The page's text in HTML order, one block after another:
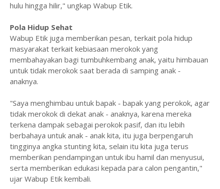
hulu hingga hilir," ungkap Wabup Etik.
Pola Hidup Sehat
Wabup Etik juga memberikan pesan, terkait pola hidup
masyarakat terkait kebiasaan merokok yang
membahayakan bagi tumbuhkembang anak, yaitu himbauan
untuk tidak merokok saat berada di samping anak -
anaknya.
"Saya menghimbau untuk bapak - bapak yang perokok, agar
tidak merokok di dekat anak - anaknya, karena mereka
terkena dampak sebagai perokok pasif, dan itu lebih
berbahaya untuk anak - anak kita, itu juga berpengaruh
tingginya angka stunting kita, selain itu kita juga terus
memberikan pendampingan untuk ibu hamil dan menyusui,
serta memberikan edukasi kepada para calon pengantin,"
ujar Wabup Etik kembali.